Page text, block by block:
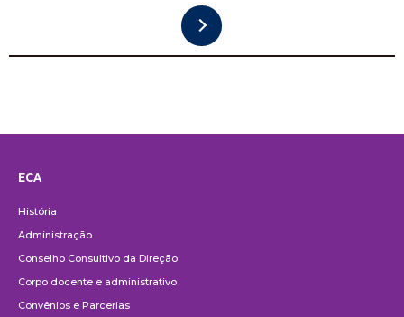
ECA
História
Administração
Conselho Consultivo da Direção
Corpo docente e administrativo
Convênios e Parcerias